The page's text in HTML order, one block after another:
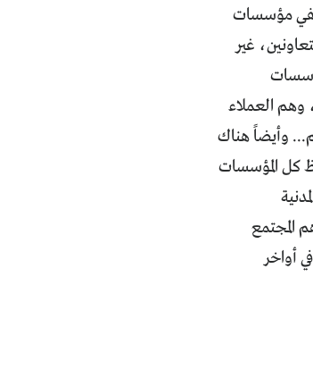
مؤسسات
غير
وهم العملاء
وأيضاً هناك
كل المؤسسات
المجتمع
أواخر